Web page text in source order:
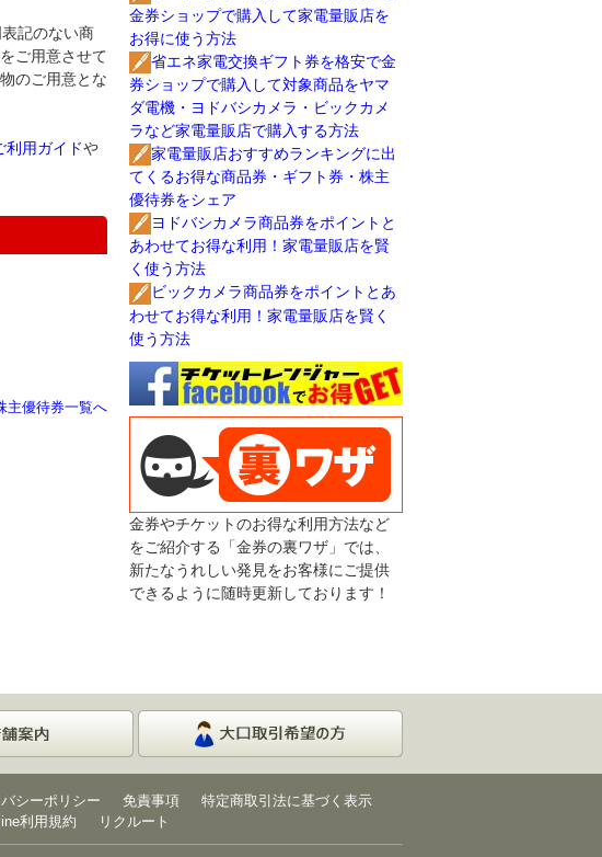
記のない商
ご用意させて
のご用意とな
利用ガイドや
主優待券一覧へ
金券ショップで購入して家電量販店を
お得に使う方法
省エネ家電交換ギフト券を格安で金
券ショップで購入して対象商品をヤマ
ダ電機・ヨドバシカメラ・ビックカメ
ラなど家電量販店で購入する方法
家電量販店おすすめランキングに出
てくるお得な商品券・ギフト券・株主
優待券をシェア
ヨドバシカメラ商品券をポイントと
あわせてお得な利用！家電量販店を賢
く使う方法
ビックカメラ商品券をポイントとあ
わせてお得な利用！家電量販店を賢く
使う方法
金券やチケットのお得な利用方法など
をご紹介する「金券の裏ワザ」では、
新たなうれしい発見をお客様にご提供
できるように随時更新しております！
シーポリシー 免責事項
特定商取引法に基づく表示
利用規約 リクルート